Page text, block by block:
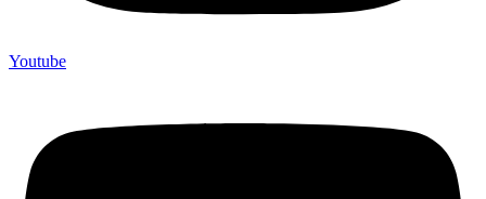
Youtube